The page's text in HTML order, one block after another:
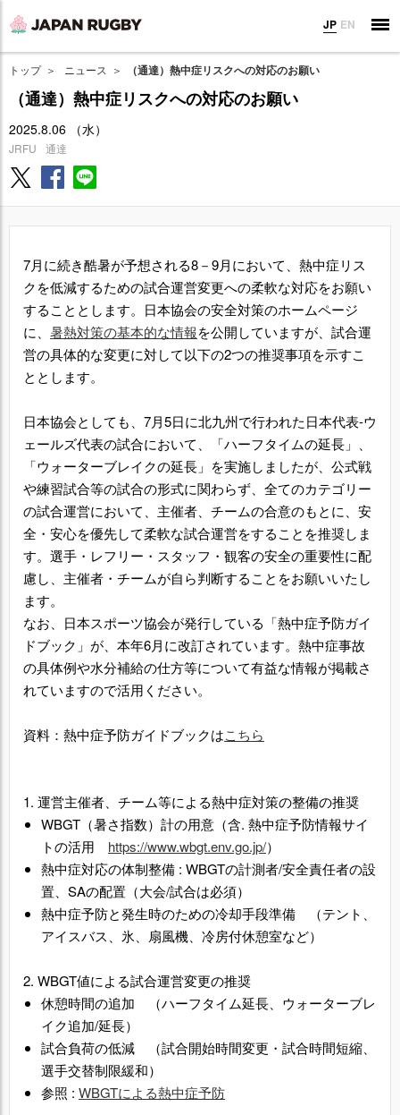
JP EN
トップ ニュース （通達）熱中症リスクへの対応のお願い
（通達）熱中症リスクへの対応のお願い
2025.8.06 （水）
JRFU 通達
7月に続き酷暑が予想される8－9月において、熱中症リス
クを低減するための試合運営変更への柔軟な対応をお願い
することとします。日本協会の安全対策のホームページ
に、 暑熱対策の基本的な情報を公開していますが、試合運
営の具体的な変更に対して以下の2つの推奨事項を示すこ
ととします。
日本協会としても、7月5日に北九州で行われた日本代表-ウ
ェールズ代表の試合において、「ハーフタイムの延長」、
「ウォーターブレイクの延長」を実施しましたが、公式戦
や練習試合等の試合の形式に関わらず、全てのカテゴリー
の試合運営において、主催者、チームの合意のもとに、安
全・安心を優先して柔軟な試合運営をすることを推奨しま
す。選手・レフリー・スタッフ・観客の安全の重要性に配
慮し、主催者・チームが自ら判断することをお願いいたし
ます。
なお、日本スポーツ協会が発行している「熱中症予防ガイ
ドブック」が、本年6月に改訂されています。熱中症事故
の具体例や水分補給の仕方等について有益な情報が掲載さ
れていますので活用ください。
資料：熱中症予防ガイドブックはこちら
1. 運営主催者、チーム等による熱中症対策の整備の推奨
WBGT（暑さ指数）計の用意（含. 熱中症予防情報サイ
トの活用 https://www.wbgt.env.go.jp/）
熱中症対応の体制整備 : WBGTの計測者/安全責任者の設
置、SAの配置（大会/試合は必須）
熱中症予防と発生時のための冷却手段準備 （テント、
アイスバス、氷、扇風機、冷房付休憩室など）
2. WBGT値による試合運営変更の推奨
休憩時間の追加 （ハーフタイム延長、ウォーターブレ
イク追加/延長）
試合負荷の低減 （試合開始時間変更・試合時間短縮、
選手交替制限緩和）
参照 : WBGTによる熱中症予防